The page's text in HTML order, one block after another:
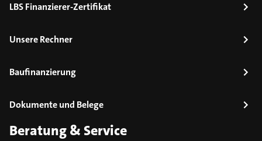
LBS Finanzierer-Zertifikat
Unsere Rechner
Baufinanzierung
Dokumente und Belege
Beratung & Service